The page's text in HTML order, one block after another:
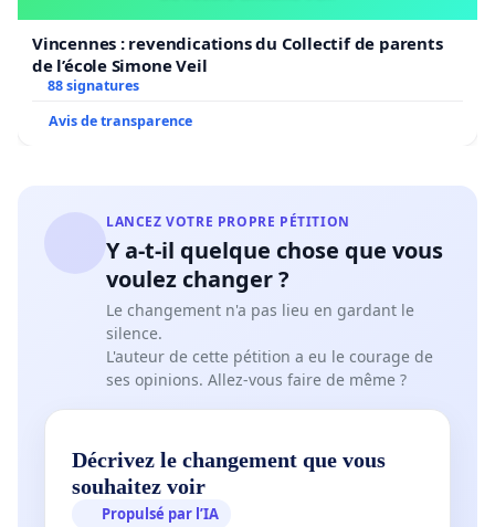
Vincennes : revendications du Collectif de parents
de l’école Simone Veil
88 signatures
Avis de transparence
LANCEZ VOTRE PROPRE PÉTITION
Y a-t-il quelque chose que vous
voulez changer ?
Le changement n'a pas lieu en gardant le
silence.
L'auteur de cette pétition a eu le courage de
ses opinions. Allez-vous faire de même ?
Décrivez le changement que vous
souhaitez voir
Propulsé par l’IA